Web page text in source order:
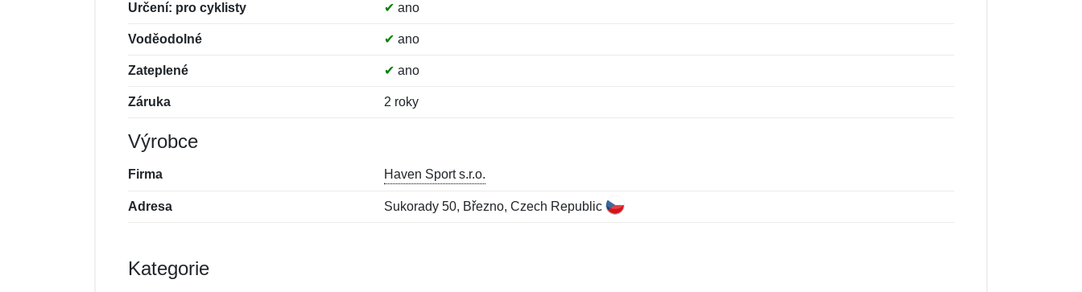
Určení: pro cyklisty ✔ ano
Voděodolné ✔ ano
Zateplené ✔ ano
Záruka 2 roky
Výrobce
Firma Haven Sport s.r.o.
Adresa Sukorady 50, Březno, Czech Republic
Kategorie